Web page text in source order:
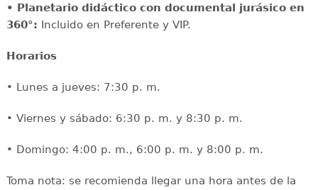
• Planetario didáctico con documental jurásico en
360°: Incluido en Preferente y VIP.
Horarios
• Lunes a jueves: 7:30 p. m.
• Viernes y sábado: 6:30 p. m. y 8:30 p. m.
• Domingo: 4:00 p. m., 6:00 p. m. y 8:00 p. m.
Toma nota: se recomienda llegar una hora antes de la